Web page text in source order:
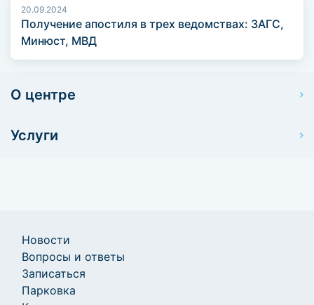
20.09.2024
Получение апостиля в трех ведомствах: ЗАГС,
Минюст, МВД
О центре
Услуги
Новости
Вопросы и ответы
Записаться
Парковка